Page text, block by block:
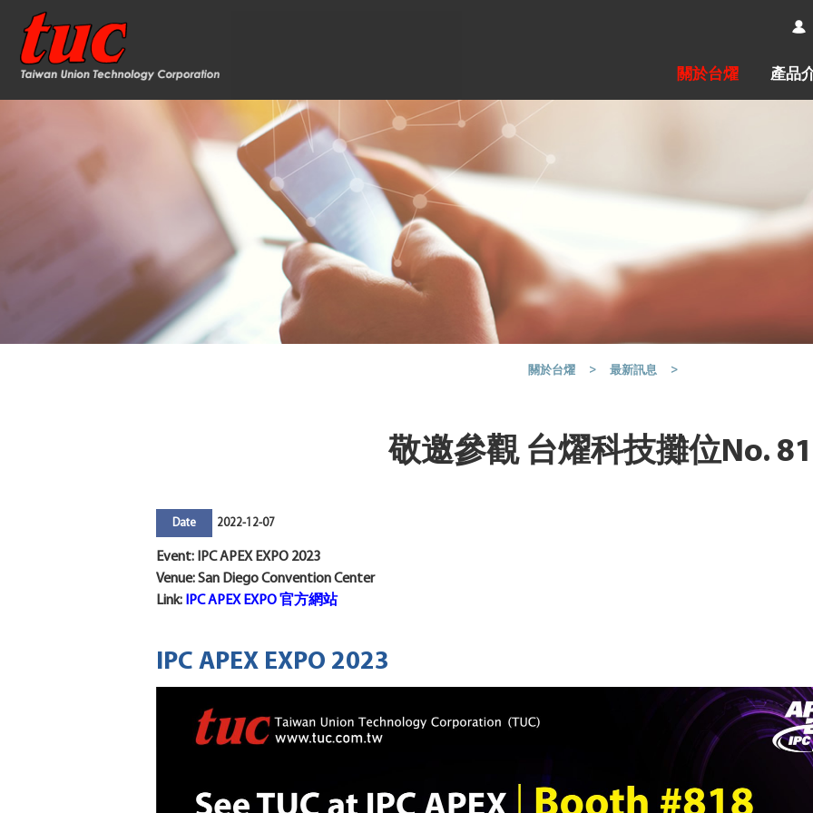
關於台燿 產品
關於台燿 最新訊息
敬邀參觀 台燿科技攤位No.
Date 2022-12-07
Event: IPC APEX EXPO 2023
Venue: San Diego Convention Center
Link:
IPC APEX EXPO 官方網站
IPC APEX EXPO 2023